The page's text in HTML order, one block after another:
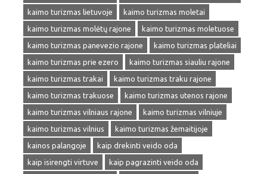
kaimo turizmas lietuvoje
kaimo turizmas moletai
kaimo turizmas molėtų rajone
kaimo turizmas moletuose
kaimo turizmas panevezio rajone
kaimo turizmas plateliai
kaimo turizmas prie ezero
kaimo turizmas siauliu rajone
kaimo turizmas trakai
kaimo turizmas traku rajone
kaimo turizmas trakuose
kaimo turizmas utenos rajone
kaimo turizmas vilniaus rajone
kaimo turizmas vilniuje
kaimo turizmas vilnius
kaimo turizmas žemaitijoje
kainos palangoje
kaip drekinti veido oda
kaip isirengti virtuve
kaip pagrazinti veido oda